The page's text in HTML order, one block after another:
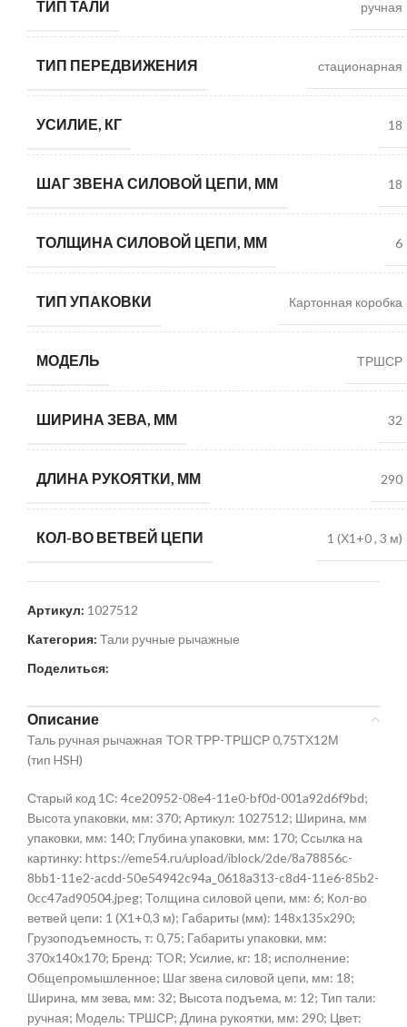
ТИП ТАЛИ ручная
ТИП ПЕРЕДВИЖЕНИЯ стационарная
УСИЛИЕ, КГ 18
ШАГ ЗВЕНА СИЛОВОЙ ЦЕПИ, ММ 18
ТОЛЩИНА СИЛОВОЙ ЦЕПИ, ММ 6
ТИП УПАКОВКИ Картонная коробка
МОДЕЛЬ ТРШСР
ШИРИНА ЗЕВА, ММ 32
ДЛИНА РУКОЯТКИ, ММ 290
КОЛ-ВО ВЕТВЕЙ ЦЕПИ 1 (Х1+0, 3 м)
Артикул: 1027512
Категория: Тали ручные рычажные
Поделиться:
Описание
Таль ручная рычажная TOR ТРР-ТРШСР 0,75ТХ12М
(тип HSH)
Старый код 1С: 4ce20952-08e4-11e0-bf0d-001a92d6f9bd;
Высота упаковки, мм: 370; Артикул: 1027512; Ширина, мм
упаковки, мм: 140; Глубина упаковки, мм: 170; Ссылка на
картинку: https://eme54.ru/upload/iblock/2de/8a78856c-
8bb1-11e2-acdd-50e54942c94a_0618a313-c8d4-11e6-85b2-
0cc47ad90504.jpeg; Толщина силовой цепи, мм: 6; Кол-во
ветвей цепи: 1 (Х1+0,3 м); Габариты (мм): 148х135х290;
Грузоподъемность, т: 0,75; Габариты упаковки, мм:
370х140х170; Бренд: TOR; Усилие, кг: 18; исполнение:
Общепромышленное; Шаг звена силовой цепи, мм: 18;
Ширина, мм зева, мм: 32; Высота подъема, м: 12; Тип тали:
ручная; Модель: ТРШСР; Длина рукоятки, мм: 290; Цвет: